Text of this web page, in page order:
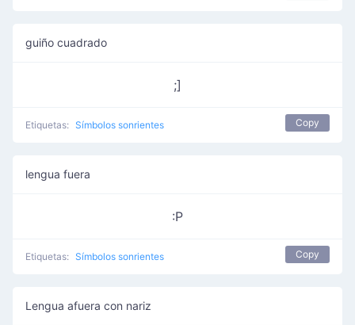
guiño cuadrado
;]
Etiquetas: Símbolos sonrientes Copy
lengua fuera
:P
Etiquetas: Símbolos sonrientes Copy
Lengua afuera con nariz